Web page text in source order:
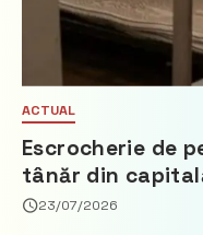
ACTUAL
Escrocherie de
tânăr din
închisoare
23/07/2026